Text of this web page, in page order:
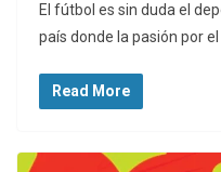
El fútbol es sin duda el
país donde la pasión por
Read More